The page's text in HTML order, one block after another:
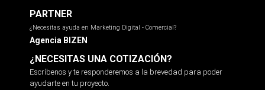
PARTNER
¿Necesitas ayuda en Marketing Digital - Comercial?
Agencia BIZEN
¿NECESITAS UNA COTIZACIÓN?
Escríbenos y te responderemos a la brevedad para poder
ayudarte en tu proyecto.